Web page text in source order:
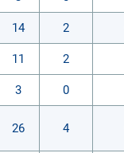
14 2
11 2
3 0
26 4